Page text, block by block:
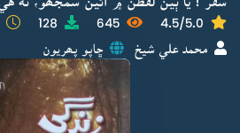
4.5/5.0
645
128
محمد علي شيخ ڇاپو پھريون